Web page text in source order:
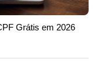
Grátis em 2026